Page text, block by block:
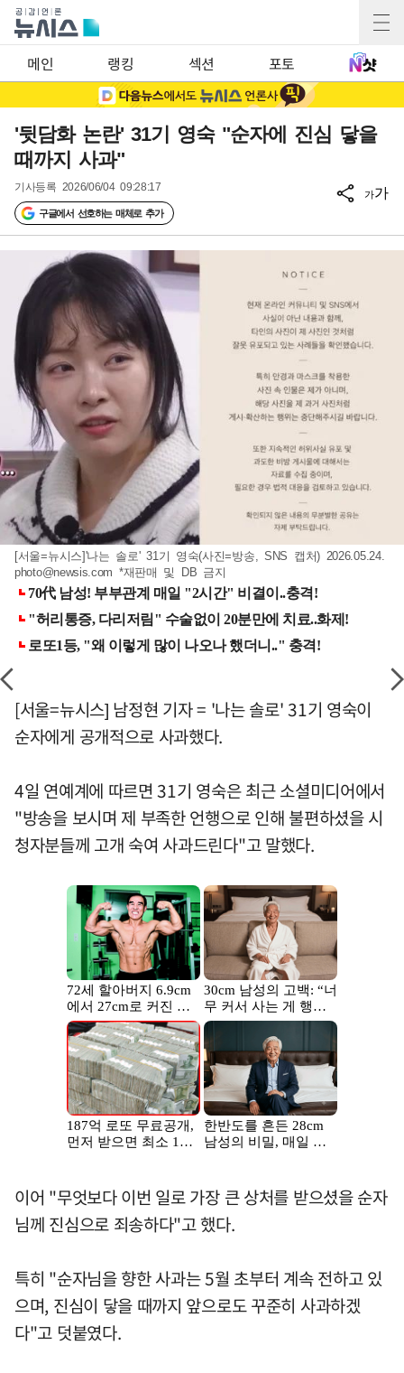
메인 랭킹 섹션 포토
'뒷담화 논란' 31기 영숙 "순자에 진심 닿을
때까지 사과"
기사등록 2026/06/04 09:28:17
구글에서 선호하는 매체로 추가
가가
[서울=뉴시스]'나는 솔로' 31기 영숙(사진=방송, SNS 캡처) 2026.05.24.
photo@newsis.com *재판매 및 DB 금지
[서울=뉴시스] 남정현 기자 = '나는 솔로' 31기 영숙이
순자에게 공개적으로 사과했다.
4일 연예계에 따르면 31기 영숙은 최근 소셜미디어에서
"방송을 보시며 제 부족한 언행으로 인해 불편하셨을 시
청자분들께 고개 숙여 사과드린다"고 말했다.
이어 "무엇보다 이번 일로 가장 큰 상처를 받으셨을 순자
님께 진심으로 죄송하다"고 했다.
특히 "순자님을 향한 사과는 5월 초부터 계속 전하고 있
으며, 진심이 닿을 때까지 앞으로도 꾸준히 사과하겠
다"고 덧붙였다.